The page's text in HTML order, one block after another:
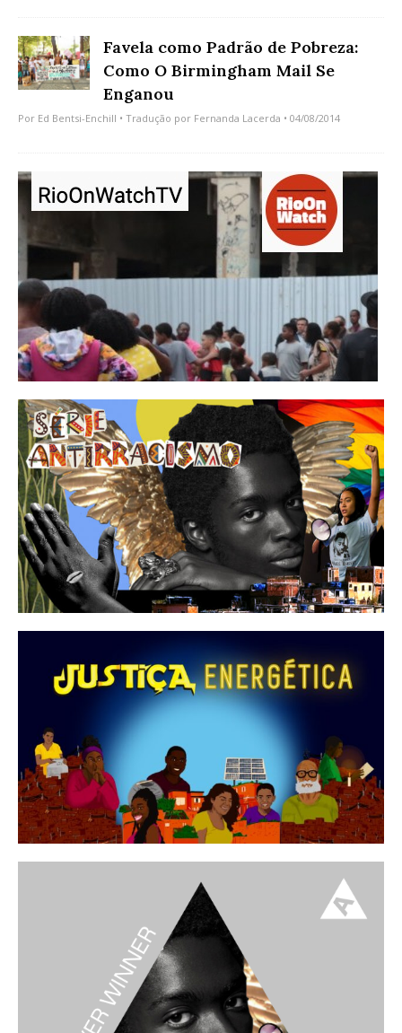
Favela como Padrão de Pobreza:
Como O Birmingham Mail Se
Enganou
Por Ed Bentsi-Enchill • Tradução por Fernanda Lacerda • 04/08/2014